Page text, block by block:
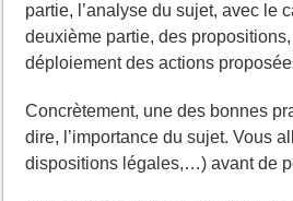
partie, l’analyse du sujet, avec le
deuxième partie, des
déploiement des actions
Concrètement, une des bonnes
dire, l’importance du sujet. Vous
dispositions légales,…) avant de